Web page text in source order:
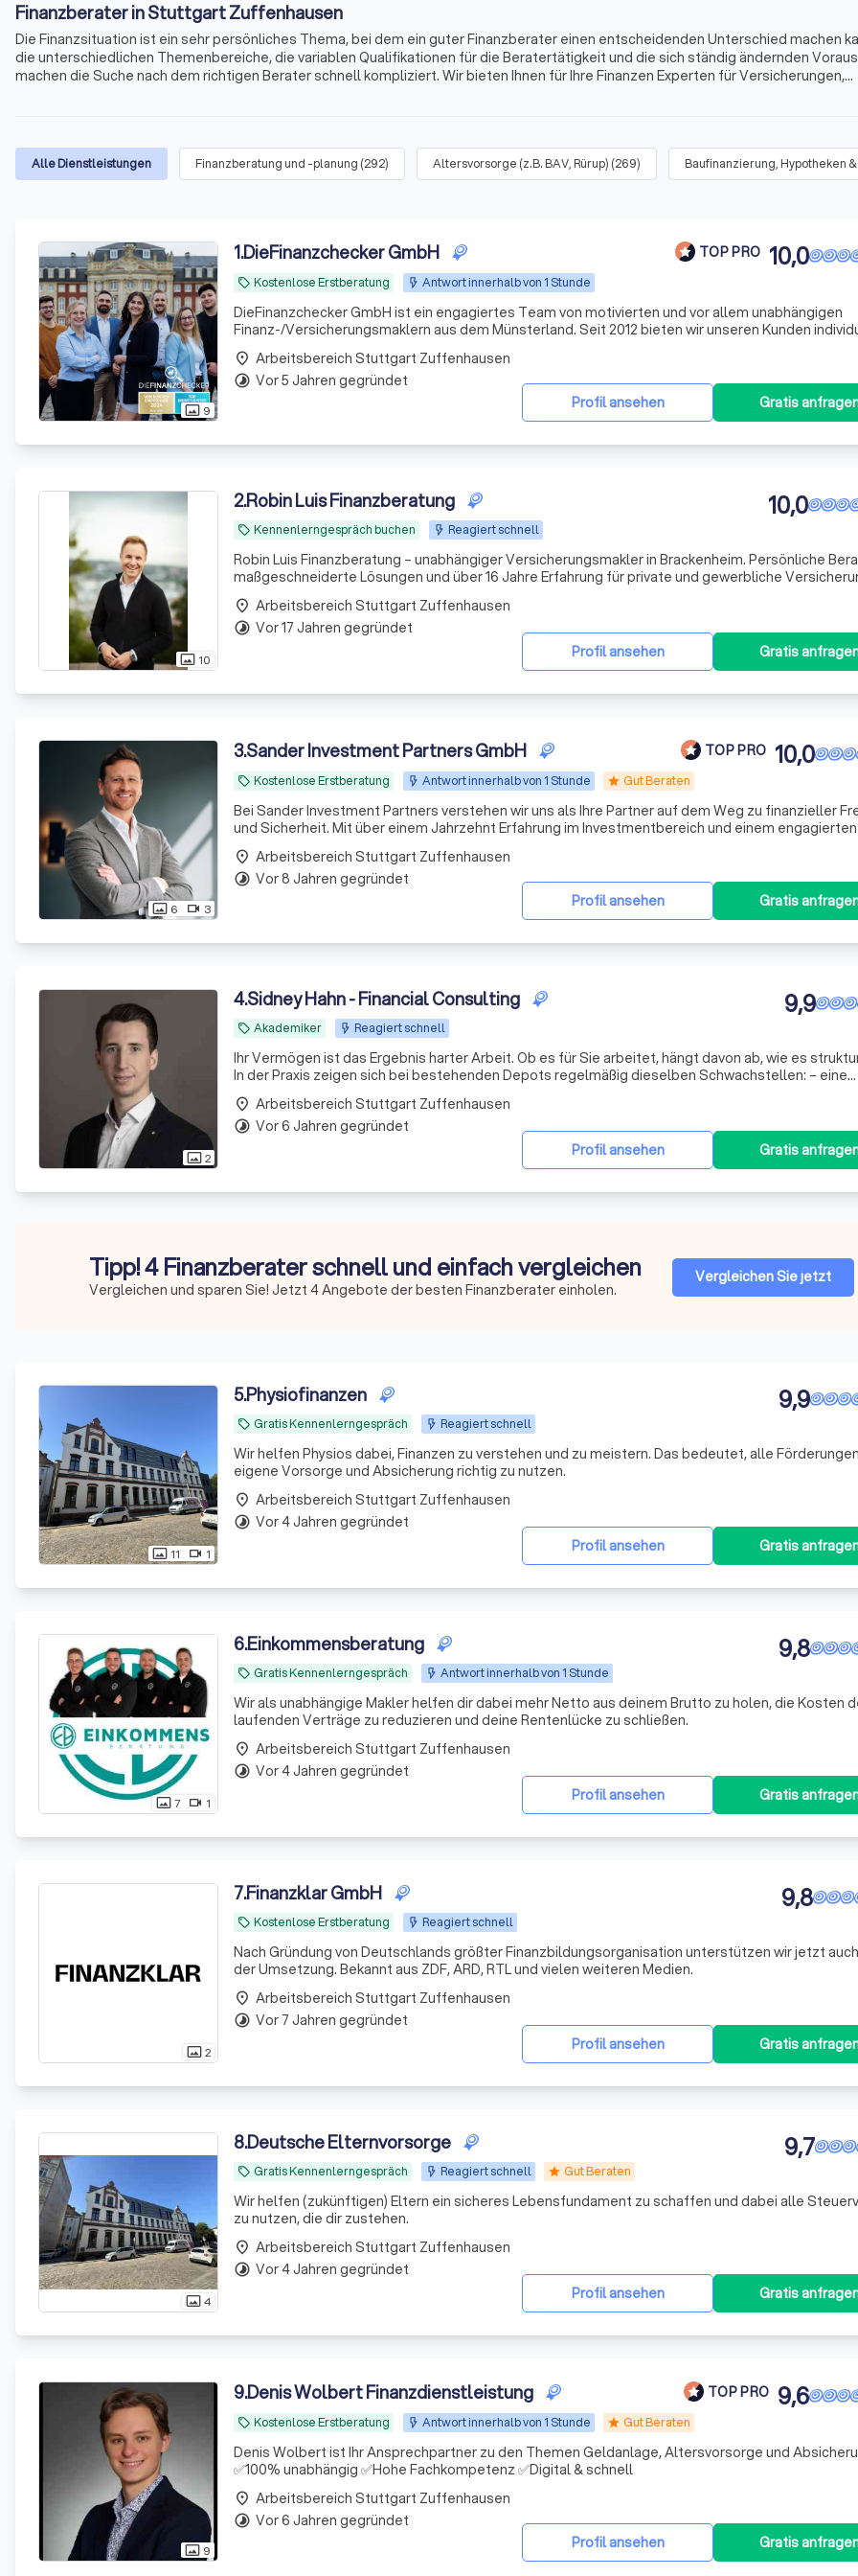
Finanzberater in Stuttgart Zuffenhausen
Die Finanzsituation ist ein sehr persönliches Thema, bei dem ein guter Finanzberater einen entscheidenden Unterschied machen
die unterschiedlichen Themenbereiche, die variablen Qualifikationen für die Beratertätigkeit und die sich ständig ändernden
machen die Suche nach dem richtigen Berater schnell kompliziert. Wir bieten Ihnen für Ihre Finanzen Experten für Versicherungen,
Alle Dienstleistungen Finanzberatung und -planung (292) Altersvorsorge (z.B. BAV, Rürup) (269) Baufinanzierung, Hypotheken
photo_size_select_actual 9
1.DieFinanzchecker GmbH TOP PRO
local_offer Kostenlose Erstberatung Antwort innerhalb von 1 Stunde
10,0
DieFinanzchecker GmbH ist ein engagiertes Team von motivierten und vor allem unabhängigen
Finanz-/Versicherungsmaklern aus dem Münsterland. Seit 2012 bieten wir unseren Kunden
und zielorientierte Produkte an, wobei wir den Fokus auf Transparenz und Verständlichkeit setzen.
sind uns
Profil ansehen
Gratis
place Arbeitsbereich Stuttgart Zuffenhausen
timelapse Vor 5 Jahren gegründet
photo_size_select_actual 10
2.Robin Luis Finanzberatung
local_offer Kennenlerngespräch buchen Reagiert schnell
10,0
Robin Luis Finanzberatung – unabhängiger Versicherungsmakler in Brackenheim. Persönliche
maßgeschneiderte Lösungen und über 16 Jahre Erfahrung für private und gewerbliche
Profil ansehen Gratis
place Arbeitsbereich Stuttgart Zuffenhausen
timelapse Vor 17 Jahren gegründet
photo_size_select_actual 6 videocam 3
3.Sander Investment Partners GmbH TOP PRO
local_offer Kostenlose Erstberatung Antwort innerhalb von 1 Stunde star Gut Beraten
10,0
Bei Sander Investment Partners verstehen wir uns als Ihre Partner auf dem Weg zu finanzieller
und Sicherheit. Mit über einem Jahrzehnt Erfahrung im Investmentbereich und einem engagierten
aus Experten bieten wir maßgeschneiderte Anlagestrategien, die perfekt auf Ihre individuellen
Profil ansehen Gratis
place Arbeitsbereich Stuttgart Zuffenhausen
timelapse Vor 8 Jahren gegründet
photo_size_select_actual2
4.Sidney Hahn - Financial Consulting
local_offer Akademiker Reagiert schnell
9,9
Ihr Vermögen ist das Ergebnis harter Arbeit. Ob es für Sie arbeitet, hängt davon ab, wie es
In der Praxis zeigen sich bei bestehenden Depots regelmäßig dieselben Schwachstellen: – eine
Profil ansehen Gratis
place Arbeitsbereich Stuttgart Zuffenhausen
timelapse Vor 6 Jahren gegründet
Tipp! 4 Finanzberater schnell und einfach vergleichen
Vergleichen und sparen Sie! Jetzt 4 Angebote der besten Finanzberater einholen.
Vergleichen Sie jetzt
photo_size_select_actual 11 videocam 1
5.Physiofinanzen
local_offer Gratis Kennenlerngespräch Reagiert schnell
9,9
Wir helfen Physios dabei, Finanzen zu verstehen und zu meistern. Das bedeutet, alle
eigene Vorsorge und Absicherung richtig zu nutzen.
Profil ansehen Gratis
place Arbeitsbereich Stuttgart Zuffenhausen
timelapse Vor 4 Jahren gegründet
photo_size_select_actual7 videocam 1
6.Einkommensberatung
local_offer Gratis Kennenlerngespräch Antwort innerhalb von 1 Stunde
9,8
Wir als unabhängige Makler helfen dir dabei mehr Netto aus deinem Brutto zu holen, die Kosten
laufenden Verträge zu reduzieren und deine Rentenlücke zu schließen.
Profil ansehen Gratis
place Arbeitsbereich Stuttgart Zuffenhausen
timelapse Vor 4 Jahren gegründet
photo_size_select_actual2
7.Finanzklar GmbH
local_offer Kostenlose Erstberatung Reagiert schnell
9,8
Nach Gründung von Deutschlands größter Finanzbildungsorganisation unterstützen wir jetzt
der Umsetzung. Bekannt aus ZDF, ARD, RTL und vielen weiteren Medien.
Profil ansehen Gratis
place Arbeitsbereich Stuttgart Zuffenhausen
timelapse Vor 7 Jahren gegründet
photo_size_select_actual4
8.Deutsche Elternvorsorge
local_offer Gratis Kennenlerngespräch Reagiert schnell star Gut Beraten
9,7
Wir helfen (zukünftigen) Eltern ein sicheres Lebensfundament zu schaffen und dabei alle
zu nutzen, die dir zustehen.
Profil ansehen Gratis
place Arbeitsbereich Stuttgart Zuffenhausen
timelapse Vor 4 Jahren gegründet
photo_size_select_actual 9
9.Denis Wolbert Finanzdienstleistung TOP PRO
local_offer Kostenlose Erstberatung Antwort innerhalb von 1 Stunde star Gut Beraten
9,6
Denis Wolbert ist Ihr Ansprechpartner zu den Themen Geldanlage, Altersvorsorge und
✅100% unabhängig ✅Hohe Fachkompetenz ✅Digital & schnell
Profil ansehen Gratis
place Arbeitsbereich Stuttgart Zuffenhausen
timelapse Vor 6 Jahren gegründet